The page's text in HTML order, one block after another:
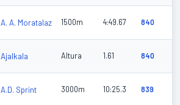
A. A. Moratalaz 1500m 4:49.67 840
Ajalkala Altura 1.61 840
A.D. Sprint 3000m 10:25.3 839